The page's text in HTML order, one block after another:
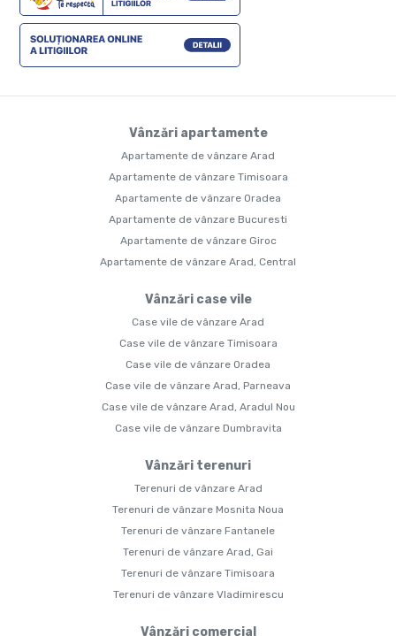
Vânzări apartamente
Apartamente de vânzare Arad
Apartamente de vânzare Timisoara
Apartamente de vânzare Oradea
Apartamente de vânzare Bucuresti
Apartamente de vânzare Giroc
Apartamente de vânzare Arad, Central
Vânzări case vile
Case vile de vânzare Arad
Case vile de vânzare Timisoara
Case vile de vânzare Oradea
Case vile de vânzare Arad, Parneava
Case vile de vânzare Arad, Aradul Nou
Case vile de vânzare Dumbravita
Vânzări terenuri
Terenuri de vânzare Arad
Terenuri de vânzare Mosnita Noua
Terenuri de vânzare Fantanele
Terenuri de vânzare Arad, Gai
Terenuri de vânzare Timisoara
Terenuri de vânzare Vladimirescu
Vânzări comercial